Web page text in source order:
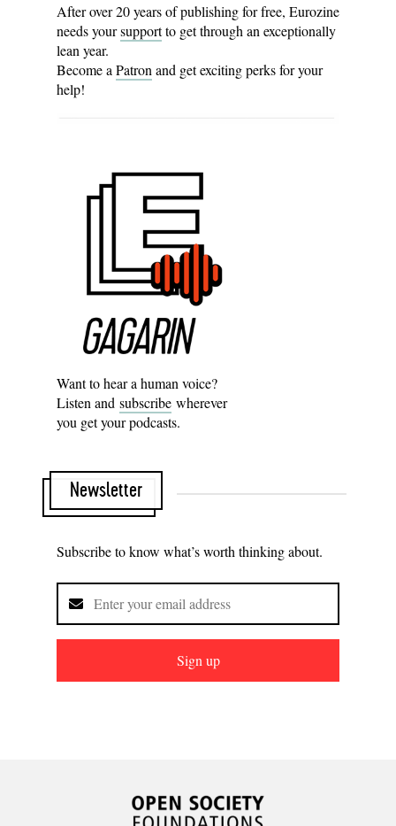
After over 20 years of publishing for free, Eurozine
needs yoursupportto get through an exceptionally
lean year.
Become a Patron and get exciting perks for your
help!
Want to hear a human voice?
Listen and subscribe wherever
you get your podcasts.
Newsletter
Subscribe to know what’s worth thinking about.
Sign up